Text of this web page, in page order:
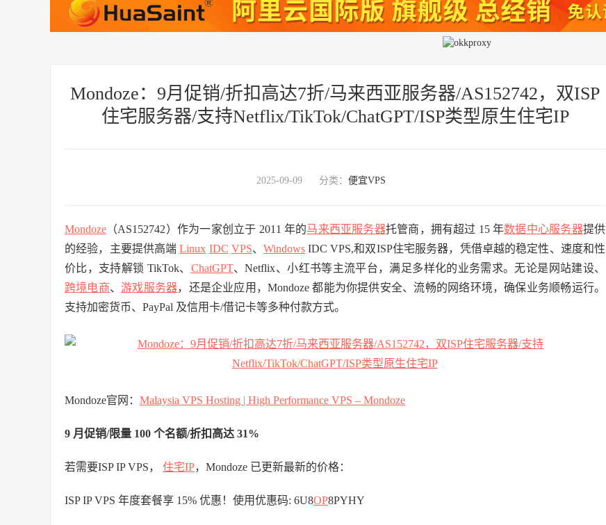
Mondoze：9月促销/折扣高达7折/马来西亚服务器/AS152742，双ISP
住宅服务器/支持Netflix/TikTok/ChatGPT/ISP类型原生住宅IP
2025-09-09 分类： 便宜VPS
Mondoze （AS152742）作为一家创立于 2011 年的马来西亚服务器托管商，拥有超过 15 年数据中心服务器提供
的经验，主要提供高端Linux IDC VPS、 WindowsIDC VPS,和双ISP住宅服务器，凭借卓越的稳定性、速度和性
价比，支持解锁 TikTok、 ChatGPT、Netflix、小红书等主流平台，满足多样化的业务需求。无论是网站建设、
跨境电商、 游戏服务器，还是企业应用，Mondoze 都能为你提供安全、流畅的网络环境，确保业务顺畅运行。
支持加密货币、PayPal 及信用卡/借记卡等多种付款方式。
Mondoze官网： Malaysia VPS Hosting | High Performance VPS – Mondoze
9 月促销/限量 100 个名额/折扣高达 31%
若需要ISP IP VPS， 住宅IP，Mondoze 已更新最新的价格：
ISP IP VPS 年度套餐享 15% 优惠！使用优惠码: 6U8OP8PYHY